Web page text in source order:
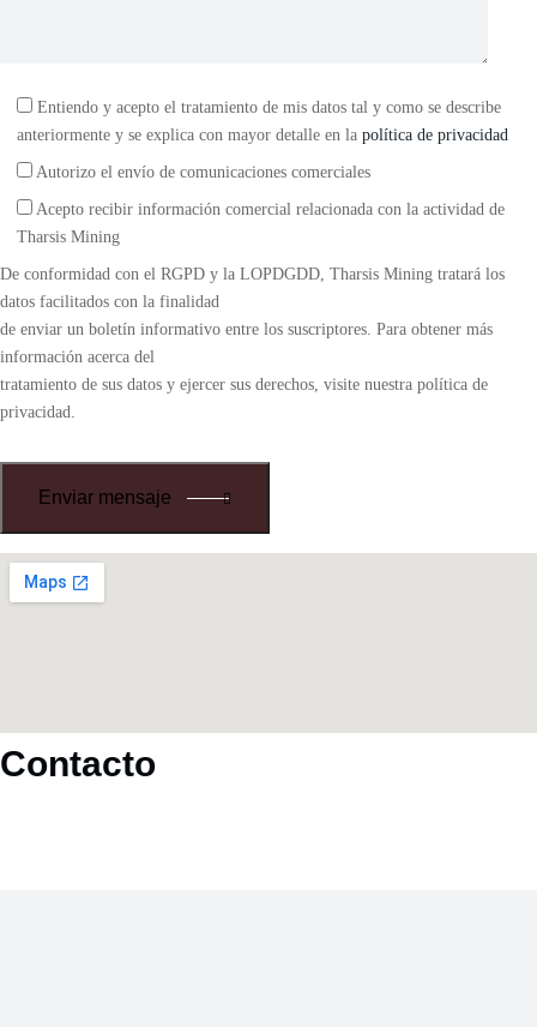
Entiendo y acepto el tratamiento de mis datos tal y como se describe
anteriormente y se explica con mayor detalle en la política de privacidad
Autorizo el envío de comunicaciones comerciales
Acepto recibir información comercial relacionada con la actividad de
Tharsis Mining
De conformidad con el RGPD y la LOPDGDD, Tharsis Mining tratará los
datos facilitados con la finalidad
de enviar un boletín informativo entre los suscriptores. Para obtener más
información acerca del
tratamiento de sus datos y ejercer sus derechos, visite nuestra política de
privacidad.
Enviar mensaje
Contacto